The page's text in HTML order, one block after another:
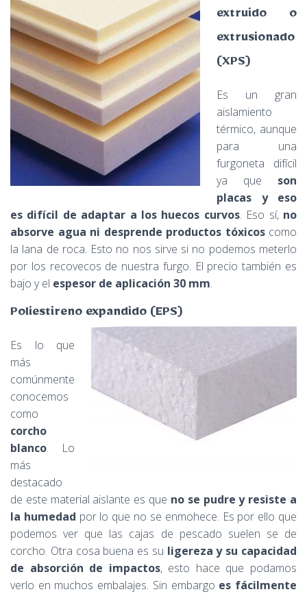
extruido o
extrusionado
(XPS)
Es un gran
aislamiento
térmico, aunque
para una
furgoneta difícil
ya que son
placas y eso
es difícil de adaptar a los huecos curvos. Eso sí, no
absorve agua ni desprende productos tóxicoscomo
la lana de roca. Esto no nos sirve si no podemos meterlo
por los recovecos de nuestra furgo. El precio también es
bajo y el espesor de aplicación 30 mm.
Poliestireno expandido (EPS)
Es lo que
más
comúnmente
conocemos
como
corcho
blanco. Lo
más
destacado
de este material aislante es que no se pudre y resiste a
la humedad por lo que no se enmohece. Es por ello que
podemos ver que las cajas de pescado suelen se de
corcho. Otra cosa buena es su ligereza y su capacidad
de absorción de impactos, esto hace que podamos
verlo en muchos embalajes. Sin embargo es fácilmente